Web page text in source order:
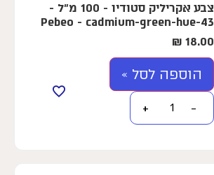
צבע אקריליק סטודיו - 100 מ"ל -
Pebeo - cadmium-green-hue-43
18.00
₪
הוספה לסל »
−
+